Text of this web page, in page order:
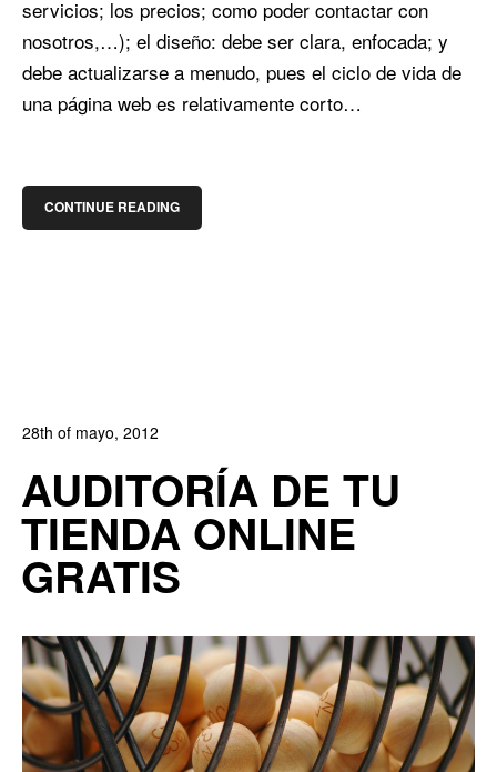
servicios; los precios; como poder contactar con
nosotros,…); el diseño: debe ser clara, enfocada; y
debe actualizarse a menudo, pues el ciclo de vida de
una página web es relativamente corto…
CONTINUE READING
28th of mayo, 2012
0
AUDITORÍA DE TU
TIENDA ONLINE
GRATIS